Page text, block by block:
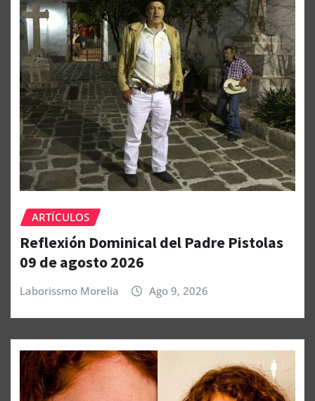
ARTÍCULOS
Reflexión Dominical del Padre Pistolas
09 de agosto 2026
Laborissmo Morelia Ago 9, 2026